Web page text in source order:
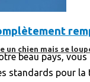
chien mais se
beau pays,
standards pour